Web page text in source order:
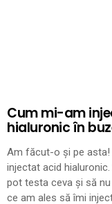
Cum mi-am
hialuronic în
Am făcut-o și pe asta!
injectat acid
pot testa ceva și să
ce am ales să îmi